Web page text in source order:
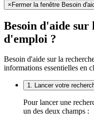
×Fermer la fenêtre Besoin
Besoin d'aide
d'emploi ?
Besoin d'aide sur la
informations essentielles en
1. Lancer votre
Pour lancer une
un des deux champs :